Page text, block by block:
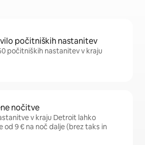
počitniških nastanitev
počitniških nastanitev v kraju
nočitve
v kraju Detroit lahko
od 9 € na noč dalje (brez taks in